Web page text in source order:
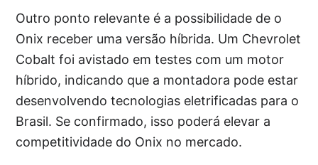
Outro ponto relevante é a possibilidade de o
Onix receber uma versão híbrida. Um Chevrolet
Cobalt foi avistado em testes com um motor
híbrido, indicando que a montadora pode estar
desenvolvendo tecnologias eletrificadas para o
Brasil. Se confirmado, isso poderá elevar a
competitividade do Onix no mercado.